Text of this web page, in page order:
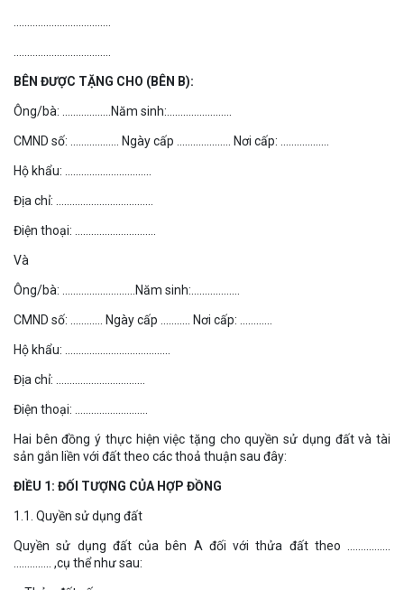
BÊN ĐƯỢC TẶNG CHO (BÊN B):
Ông/bà: ………………Năm sinh:……………………
CMND số: ……………… Ngày cấp ……………….. Nơi cấp: ………………
Hộ khẩu: …………………………..
Địa chỉ: ………………………………
Điện thoại: …………………………
Và
Ông/bà: ………………………Năm sinh:………………
CMND số: ………… Ngày cấp ……….. Nơi cấp: …………
Hộ khẩu: …………………………………
Địa chỉ: ……………………………
Điện thoại: ………………………
Hai bên đồng ý thực hiện việc tặng cho quyền sử dụng đất và tài
sản gắn liền với đất theo các thoả thuận sau đây:
ĐIỀU 1: ĐỐI TƯỢNG CỦA HỢP ĐỒNG
1.1. Quyền sử dụng đất
Quyền sử dụng đất của bên A đối với thửa đất theo …………….
………….. ,cụ thể như sau: